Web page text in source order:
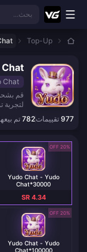
انتقل إلى المحتوى الرئيسي
بحث...
Top-Up
Chat
لتجربة
977 تقييمات782 تم
20% OFF
Yudo Chat - Yudo
Chat*30000
SR 4.34
20% OFF
Yudo Chat - Yudo
Chat*100000